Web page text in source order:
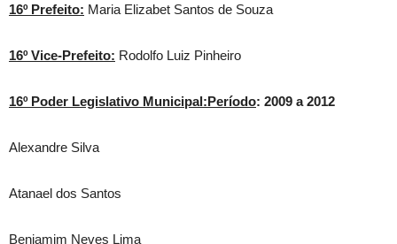
16º Prefeito: Maria Elizabet Santos de Souza
16º Vice-Prefeito: Rodolfo Luiz Pinheiro
16º Poder Legislativo Municipal:Período: 2009 a 2012
Alexandre Silva
Atanael dos Santos
Benjamim Neves Lima